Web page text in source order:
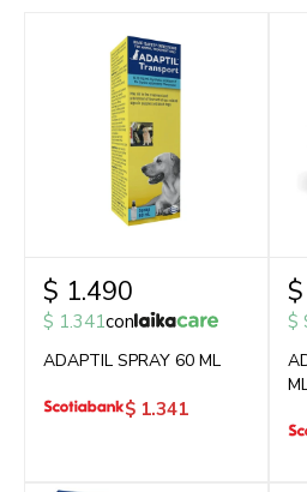
$ 1.490
$ 1.341con
ADAPTIL SPRAY 60 ML
$ 1.341
$
$